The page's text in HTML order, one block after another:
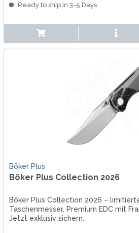
Ready to ship in 3-5 Days
Böker Plus
Böker Plus Collection 2026
Böker Plus Collection 2026 –
Taschenmesser. Premium EDC mit
Jetzt exklusiv sichern.